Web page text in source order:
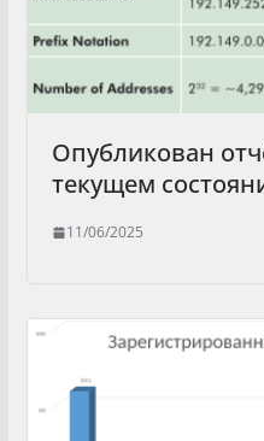
Опубликован
текущем
11/06/2025